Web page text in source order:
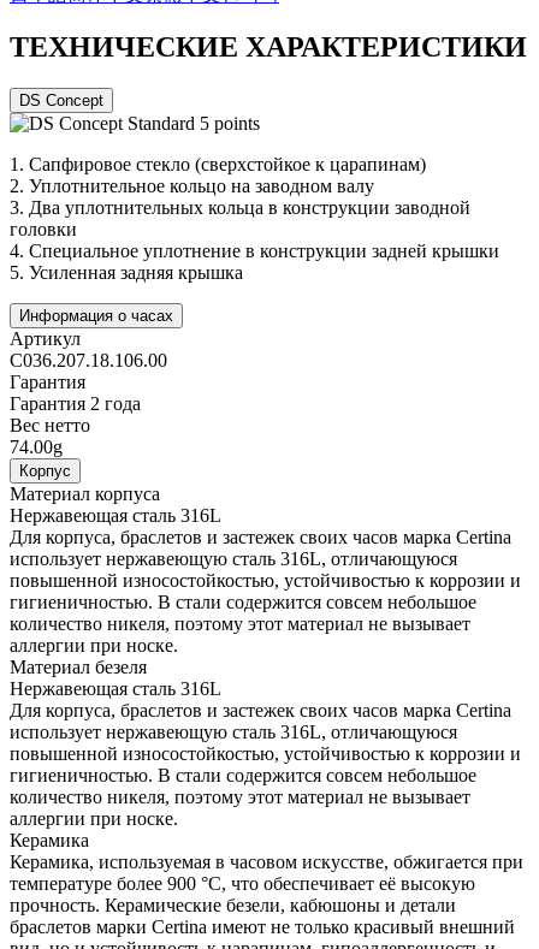
ТЕХНИЧЕСКИЕ ХАРАКТЕРИСТИКИ
DS Concept
1. Сапфировое стекло (сверхстойкое к царапинам)
2. Уплотнительное кольцо на заводном валу
3. Два уплотнительных кольца в конструкции заводной
головки
4. Специальное уплотнение в конструкции задней крышки
5. Усиленная задняя крышка
Информация о часах
Артикул
C036.207.18.106.00
Гарантия
Гарантия 2 года
Вес нетто
74.00g
Корпус
Материал корпуса
Нержавеющая сталь 316L
Для корпуса, браслетов и застежек своих часов марка Certina
использует нержавеющую сталь 316L, отличающуюся
повышенной износостойкостью, устойчивостью к коррозии и
гигиеничностью. В стали содержится совсем небольшое
количество никеля, поэтому этот материал не вызывает
аллергии при носке.
Материал безеля
Нержавеющая сталь 316L
Для корпуса, браслетов и застежек своих часов марка Certina
использует нержавеющую сталь 316L, отличающуюся
повышенной износостойкостью, устойчивостью к коррозии и
гигиеничностью. В стали содержится совсем небольшое
количество никеля, поэтому этот материал не вызывает
аллергии при носке.
Керамика
Керамика, используемая в часовом искусстве, обжигается при
температуре более 900 °C, что обеспечивает её высокую
прочность. Керамические безели, кабюшоны и детали
браслетов марки Certina имеют не только красивый внешний